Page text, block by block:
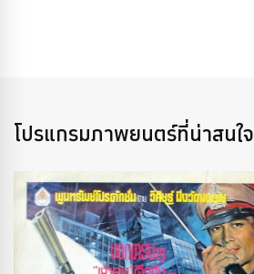
โปรแกรมภาพยนตร์ที่น่าสนใจ